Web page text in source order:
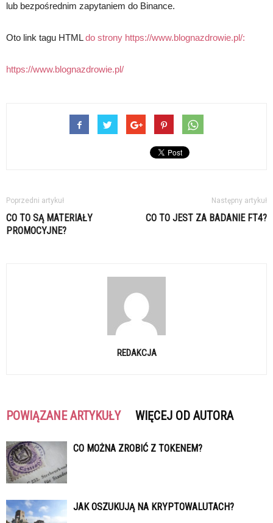
lub bezpośrednim zapytaniem do Binance.
Oto link tagu HTMLdo strony https://www.blognazdrowie.pl/:
https://www.blognazdrowie.pl/
Poprzedni artykuł
CO TO SĄ MATERIAŁY
PROMOCYJNE?
Następny artykuł
CO TO JEST ZA BADANIE FT4?
REDAKCJA
POWIĄZANE ARTYKUŁY WIĘCEJ OD AUTORA
CO MOŻNA ZROBIĆ Z TOKENEM?
JAK OSZUKUJĄ NA KRYPTOWALUTACH?